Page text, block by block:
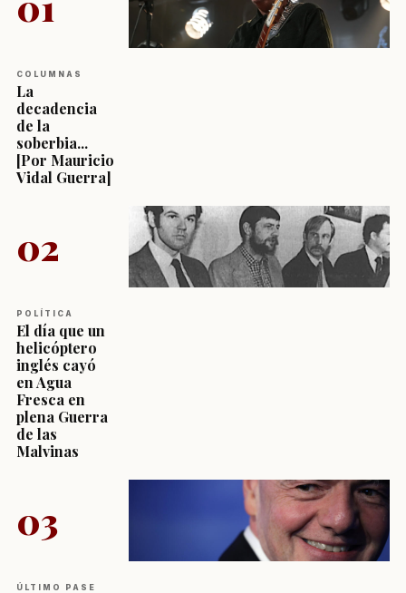
COLUMNAS
La
decadencia
de la
soberbia...
[Por Mauricio
Vidal Guerra]
02
POLÍTICA
El día que un
helicóptero
inglés cayó
en Agua
Fresca en
plena Guerra
de las
Malvinas
03
ÚLTIMO PASE